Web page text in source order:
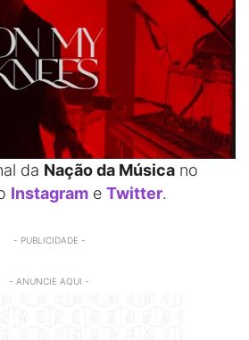
da Nação da Música no
Instagram e Twitter.
- PUBLICIDADE -
- ANUNCIE AQUI -